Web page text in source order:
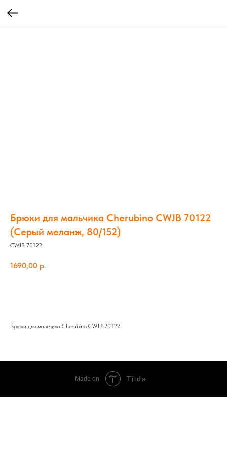
Брюки для мальчика Cherubino CWJB 70122
(Серый меланж, 80/152)
CWJB 70122
1690,00 р.
Брюки для мальчика Cherubino CWJB 70122
Made on Tilda